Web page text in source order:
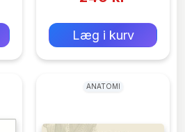
Læg i kurv
ANATOMI